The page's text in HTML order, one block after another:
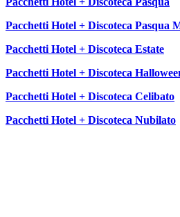
Pacchetti Hotel + Discoteca Pasqua
Pacchetti Hotel + Discoteca Estate
Pacchetti Hotel + Discoteca
Pacchetti Hotel + Discoteca Celibato
Pacchetti Hotel + Discoteca Nubilato